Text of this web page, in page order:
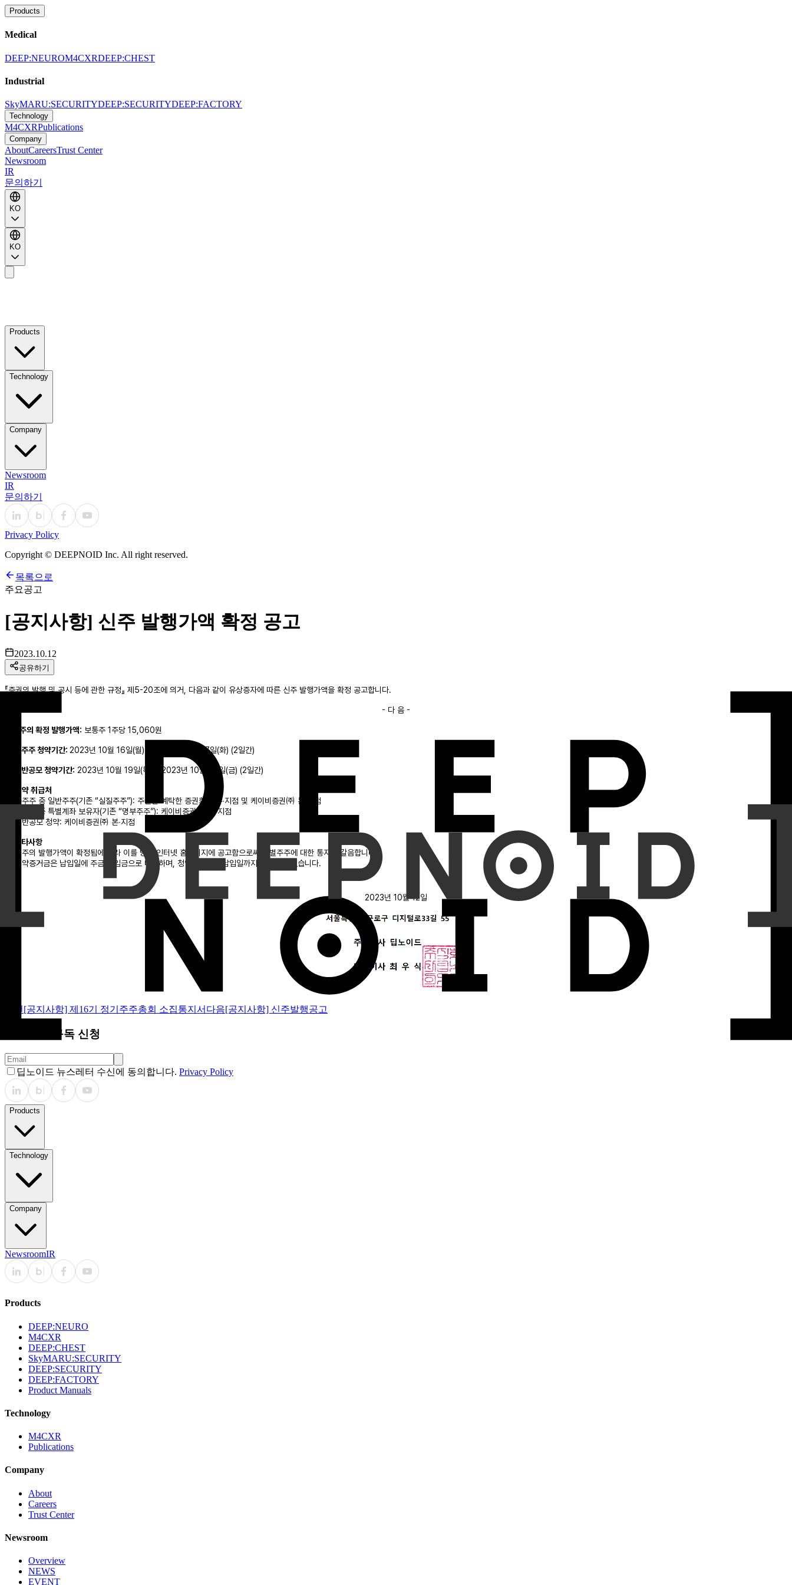
Products
Medical
DEEP:NEUROM4CXRDEEP:CHEST
Industrial
SkyMARU:SECURITYDEEP:SECURITYDEEP:FACTORY
Technology
M4CXRPublications
Company
AboutCareersTrust Center
Newsroom
IR
문의하기
KO
KO
Products
Technology
Company
Newsroom
IR
문의하기
Privacy Policy
Copyright © DEEPNOID Inc. All right reserved.
목록으로
주요공고
[공지사항] 신주 발행가액 확정 공고
2023.10.12
공유하기
『증권의 발행 및 공시 등에 관한 규정』 제5-20조에 의거, 다음과 같이 유상증자에 따른 신주 발행가액을 확정 공고합니다.
- 다 음 -
1. 신주의 확정 발행가액: 보통주 1주당 15,060원
2. 구주주 청약기간: 2023년 10월 16일(월) ~ 2023년 10월 17일(화) (2일간)
3. 일반공모 청약기간: 2023년 10월 19일(목) ~ 2023년 10월 20일(금) (2일간)
4. 청약 취급처
① 구주주 중 일반주주(기존 “실질주주”): 주권을 예탁한 증권회사 본∙지점 및 케이비증권㈜ 본∙지점
② 구주주 중 특별계좌 보유자(기존 “명부주주”): 케이비증권㈜ 본∙지점
③ 일반공모 청약: 케이비증권㈜ 본∙지점
5. 기타사항
① 신주의 발행가액이 확정됨에 따라 이를 당사 인터넷 홈페이지에 공고함으로써 개별주주에 대한 통지를 갈음합니다.
② 청약증거금은 납입일에 주금 납입금으로 대체하며, 청약일로부터 납입일까지의 이자는 없습니다.
2023년 10월 12일
이전 [공지사항] 제16기 정기주주총회 소집통지서 다음[공지사항] 신주발행공고
뉴스레터 구독 신청
딥노이드 뉴스레터 수신에 동의합니다. Privacy Policy
Products
Technology
Company
NewsroomIR
Products
DEEP:NEURO
M4CXR
DEEP:CHEST
SkyMARU:SECURITY
DEEP:SECURITY
DEEP:FACTORY
Product Manuals
Technology
M4CXR
Publications
Company
About
Careers
Trust Center
Newsroom
Overview
NEWS
EVENT